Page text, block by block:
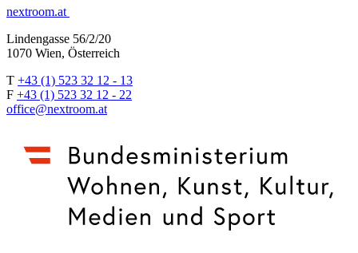
nextroom.at
Lindengasse 56/2/20
1070 Wien, Österreich
T +43 (1) 523 32 12 - 13
F +43 (1) 523 32 12 - 22
office@nextroom.at